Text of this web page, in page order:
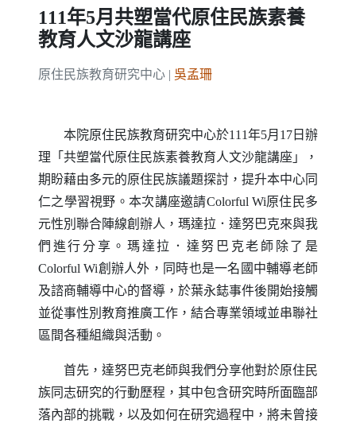
111年5月共塑當代原住民族素養
教育人文沙龍講座
原住民族教育研究中心 | 吳孟珊
本院原住民族教育研究中心於111年5月17日辦
理「共塑當代原住民族素養教育人文沙龍講座」，
期盼藉由多元的原住民族議題探討，提升本中心同
仁之學習視野。本次講座邀請Colorful Wi原住民多
元性別聯合陣線創辦人，瑪達拉．達努巴克來與我
們進行分享。瑪達拉．達努巴克老師除了是
Colorful Wi創辦人外，同時也是一名國中輔導老師
及諮商輔導中心的督導，於葉永鋕事件後開始接觸
並從事性別教育推廣工作，結合專業領域並串聯社
區間各種組織與活動。
首先，達努巴克老師與我們分享他對於原住民
族同志研究的行動歷程，其中包含研究時所面臨部
落內部的挑戰，以及如何在研究過程中，將未曾接